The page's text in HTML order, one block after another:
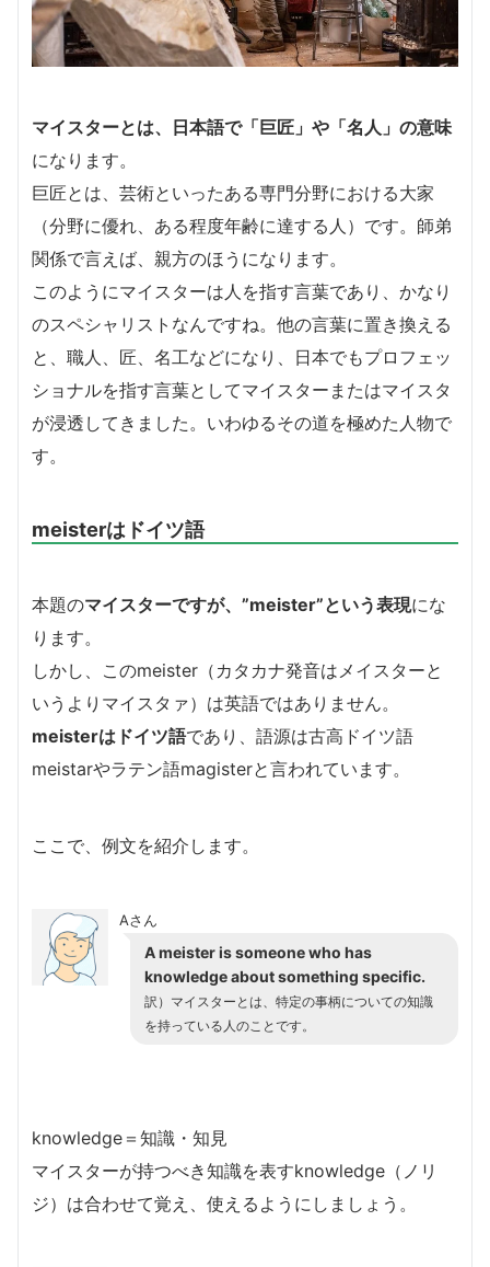
マイスターとは、日本語で「巨匠」や「名人」の意味
になります。
巨匠とは、芸術といったある専門分野における大家
（分野に優れ、ある程度年齢に達する人）です。師弟
関係で言えば、親方のほうになります。
このようにマイスターは人を指す言葉であり、かなり
のスペシャリストなんですね。他の言葉に置き換える
と、職人、匠、名工などになり、日本でもプロフェッ
ショナルを指す言葉としてマイスターまたはマイスタ
が浸透してきました。いわゆるその道を極めた人物で
す。
meisterはドイツ語
本題のマイスターですが、”meister”という表現にな
ります。
しかし、このmeister（カタカナ発音はメイスターと
いうよりマイスタァ）は英語ではありません。
meisterはドイツ語であり、語源は古高ドイツ語
meistarやラテン語magisterと言われています。
ここで、例文を紹介します。
Aさん
A meister is someone who has
knowledge about something specific.
訳）マイスターとは、特定の事柄についての知識
を持っている人のことです。
knowledge＝知識・知見
マイスターが持つべき知識を表すknowledge（ノリ
ジ）は合わせて覚え、使えるようにしましょう。